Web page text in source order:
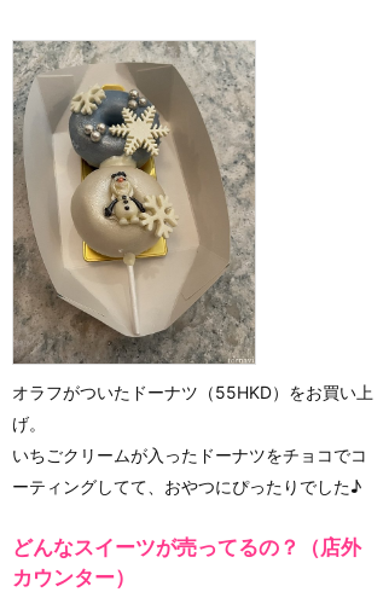
オラフがついたドーナツ（55HKD）をお買い上
げ。
いちごクリームが入ったドーナツをチョコでコ
ーティングしてて、おやつにぴったりでした♪
どんなスイーツが売ってるの？（店外
カウンター）